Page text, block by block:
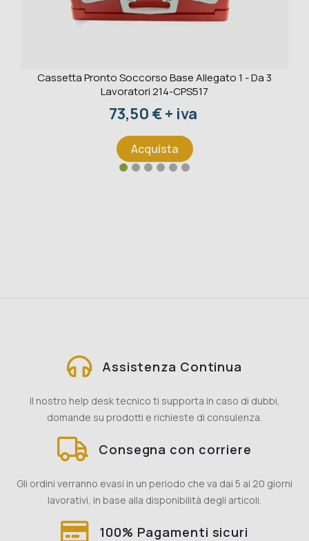
Cassetta Pronto Soccorso Base Allegato 1 - Da 3
Lavoratori 214-CPS517
Prezzo
73,50 € + iva
Acquista
Assistenza Continua
Il nostro help desk tecnico ti supporta in caso di dubbi,
domande su prodotti e richieste di consulenza.
Consegna con corriere
Gli ordini verranno evasi in un periodo che va dai 5 ai 20 giorni
lavorativi, in base alla disponibilità degli articoli.
100% Pagamenti sicuri